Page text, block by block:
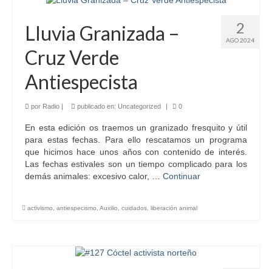
2
AGO 2024
Lluvia Granizada –
Cruz Verde
Antiespecista
por Radio | publicado en: Uncategorized | 0
En esta edición os traemos un granizado fresquito y útil
para estas fechas. Para ello rescatamos un programa
que hicimos hace unos años con contenido de interés.
Las fechas estivales son un tiempo complicado para los
demás animales: excesivo calor, … Continuar
activismo antiespecismo Auxilio cuidados liberación animal